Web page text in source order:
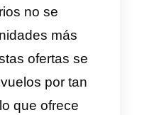
WhatsApp para la
Hellman’s
se
países como